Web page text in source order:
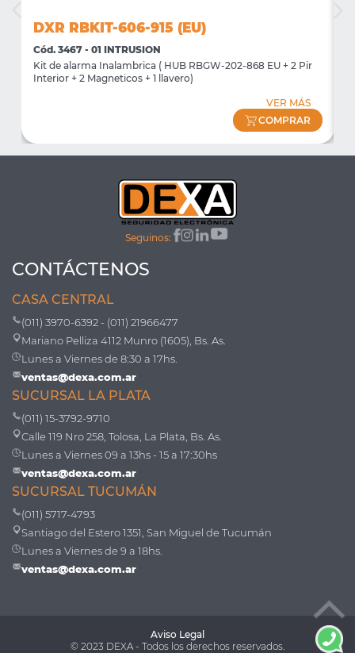
DXR RBKIT-606-915 (EU)
Cód. 3467 - 01 INTRUSION
Kit de alarma Inalambrica ( HUB RBGW-202-868 EU + 2 Pir
Interior + 2 Magneticos + 1 llavero)
VER MÁS
COMPRAR
Seguinos:
CONTÁCTENOS
CASA CENTRAL
(011) 3970-6392 - (011) 21966477
Mariano Pelliza 4112 Munro (1605), Bs. As.
Lunes a Viernes de 8:30 a 17hs.
ventas@dexa.com.ar
SUCURSAL LA PLATA
(011) 15-3792-9710
Calle 119 Nro 258, Tolosa, La Plata, Bs. As.
Lunes a Viernes 09 a 13hs - 15 a 17:30hs
ventas@dexa.com.ar
SUCURSAL TUCUMÁN
(011) 5717-4793
Santiago del Estero 1351, San Miguel de Tucumán
Lunes a Viernes de 9 a 18hs.
ventas@dexa.com.ar
Aviso Legal
© 2023 DEXA - Todos los derechos reservados.